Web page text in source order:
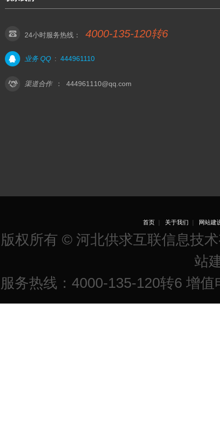
24小时服务热线： 4000-135-120转6
业务 QQ : 444961110
渠道合作 ： 444961110@qq.com
首页｜ 关于我们 网站建
版权所有 © 河北供求互联信息技
站
服务热线：4000-135-120转6 增